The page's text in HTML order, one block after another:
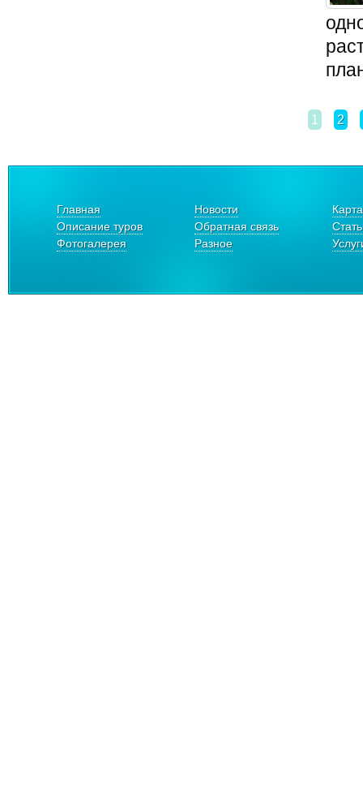
1 2
Главная Новости
Описание туров
Обратная связь
Фотогалерея
Разное